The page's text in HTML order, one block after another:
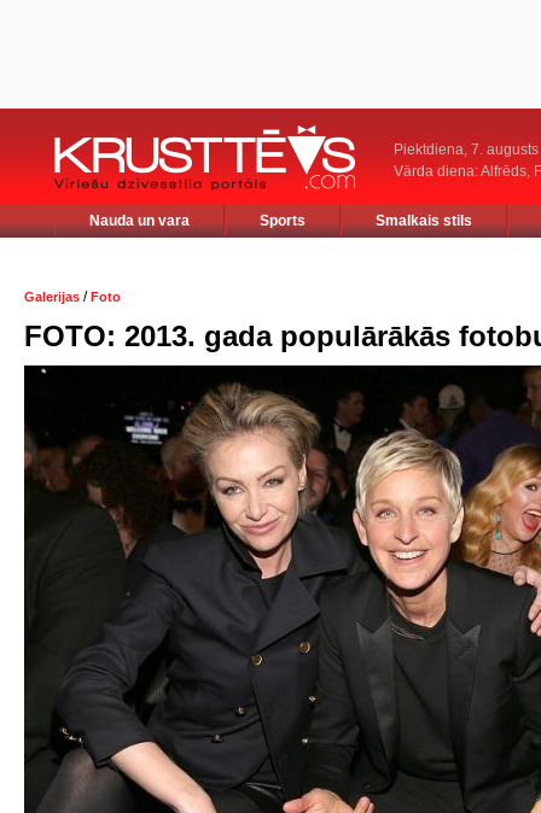
Piektdiena, 7. augusts
Vārda diena: Alfrēds,
Nauda un vara Sports Smalkais stils
Galerijas /Foto
FOTO: 2013. gada populārākās